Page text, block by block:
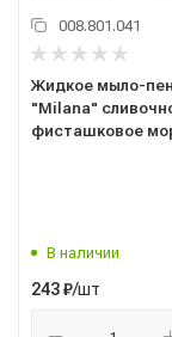
008.801.041
Жидкое мыло-
"Milana"
фисташковое
В наличии
243₽/шт